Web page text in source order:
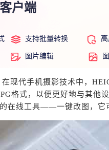
户端
支持批量转换
图片编辑
现代手机摄影技术中，
格式，以便更好地与其他
在线工具——一键改图，它